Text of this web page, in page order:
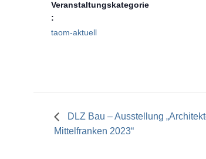
Veranstaltungskategorie
:
taom-aktuell
DLZ Bau – Ausstellung
Mittelfranken 2023“